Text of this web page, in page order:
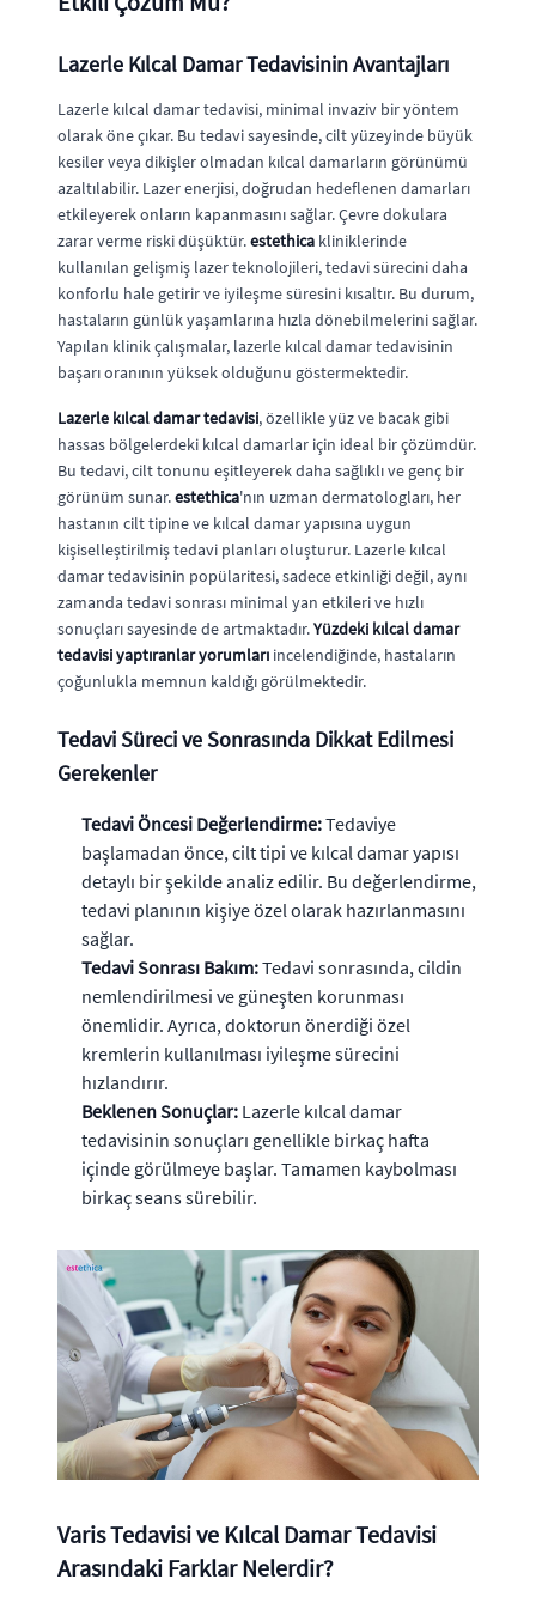
Lazerle Kılcal Damar Tedavisinin Avantajları
Lazerle kılcal damar tedavisi, minimal invaziv bir yöntem
olarak öne çıkar. Bu tedavi sayesinde, cilt yüzeyinde büyük
kesiler veya dikişler olmadan kılcal damarların görünümü
azaltılabilir. Lazer enerjisi, doğrudan hedeflenen damarları
etkileyerek onların kapanmasını sağlar. Çevre dokulara
zarar verme riski düşüktür.estethica kliniklerinde
kullanılan gelişmiş lazer teknolojileri, tedavi sürecini daha
konforlu hale getirir ve iyileşme süresini kısaltır. Bu durum,
hastaların günlük yaşamlarına hızla dönebilmelerini sağlar.
Yapılan klinik çalışmalar, lazerle kılcal damar tedavisinin
başarı oranının yüksek olduğunu göstermektedir.
Lazerle kılcal damar tedavisi, özellikle yüz ve bacak gibi
hassas bölgelerdeki kılcal damarlar için ideal bir çözümdür.
Bu tedavi, cilt tonunu eşitleyerek daha sağlıklı ve genç bir
görünüm sunar.estethica'nın uzman dermatologları, her
hastanın cilt tipine ve kılcal damar yapısına uygun
kişiselleştirilmiş tedavi planları oluşturur. Lazerle kılcal
damar tedavisinin popülaritesi, sadece etkinliği değil, aynı
zamanda tedavi sonrası minimal yan etkileri ve hızlı
sonuçları sayesinde de artmaktadır.Yüzdeki kılcal damar
tedavisi yaptıranlar yorumları incelendiğinde, hastaların
çoğunlukla memnun kaldığı görülmektedir.
Tedavi Süreci ve Sonrasında Dikkat Edilmesi
Gerekenler
Tedavi Öncesi Değerlendirme:Tedaviye
başlamadan önce, cilt tipi ve kılcal damar yapısı
detaylı bir şekilde analiz edilir. Bu değerlendirme,
tedavi planının kişiye özel olarak hazırlanmasını
sağlar.
Tedavi Sonrası Bakım:Tedavi sonrasında, cildin
nemlendirilmesi ve güneşten korunması
önemlidir. Ayrıca, doktorun önerdiği özel
kremlerin kullanılması iyileşme sürecini
hızlandırır.
Beklenen Sonuçlar: Lazerle kılcal damar
tedavisinin sonuçları genellikle birkaç hafta
içinde görülmeye başlar. Tamamen kaybolması
birkaç seans sürebilir.
Varis Tedavisi ve Kılcal Damar Tedavisi
Arasındaki Farklar Nelerdir?